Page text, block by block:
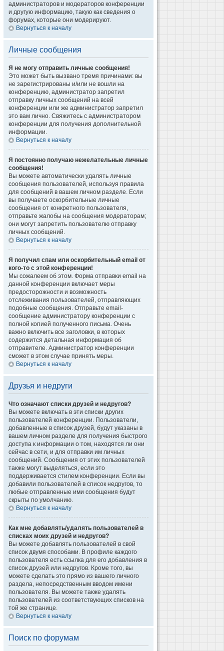
администраторов и модераторов конференции
и другую информацию, такую как сведения о
форумах, которые они модерируют.
Вернуться к началу
Личные сообщения
Я не могу отправить личные сообщения!
Это может быть вызвано тремя причинами: вы
не зарегистрированы и/или не вошли на
конференцию, администратор запретил
отправку личных сообщений на всей
конференции или же администратор запретил
это вам лично. Свяжитесь с администратором
конференции для получения дополнительной
информации.
Вернуться к началу
Я постоянно получаю нежелательные личные
сообщения!
Вы можете автоматически удалять личные
сообщения пользователей, используя правила
для сообщений в вашем личном разделе. Если
вы получаете оскорбительные личные
сообщения от конкретного пользователя,
отправьте жалобы на сообщения модераторам;
они могут запретить пользователю отправку
личных сообщений.
Вернуться к началу
Я получил спам или оскорбительный email от
кого-то с этой конференции!
Мы сожалеем об этом. Форма отправки email на
данной конференции включает меры
предосторожности и возможность
отслеживания пользователей, отправляющих
подобные сообщения. Отправьте email-
сообщение администратору конференции с
полной копией полученного письма. Очень
важно включить все заголовки, в которых
содержится детальная информация об
отправителе. Администратор конференции
сможет в этом случае принять меры.
Вернуться к началу
Друзья и недруги
Что означают списки друзей и недругов?
Вы можете включать в эти списки других
пользователей конференции. Пользователи,
добавленные в список друзей, будут указаны в
вашем личном разделе для получения быстрого
доступа к информации о том, находятся ли они
сейчас в сети, и для отправки им личных
сообщений. Сообщения от этих пользователей
также могут выделяться, если это
поддерживается стилем конференции. Если вы
добавили пользователей в список недругов, то
любые отправленные ими сообщения будут
скрыты по умолчанию.
Вернуться к началу
Как мне добавлять/удалять пользователей в
списках моих друзей и недругов?
Вы можете добавлять пользователей в свой
список двумя способами. В профиле каждого
пользователя есть ссылка для его добавления в
список друзей или недругов. Кроме того, вы
можете сделать это прямо из вашего личного
раздела, непосредственным вводом имени
пользователя. Вы можете также удалять
пользователей из соответствующих списков на
той же странице.
Вернуться к началу
Поиск по форумам